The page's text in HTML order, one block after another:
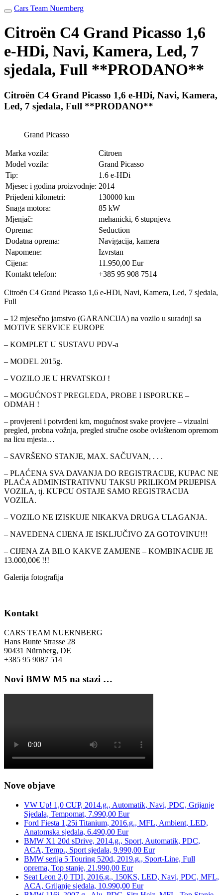
Cars Team Nuernberg
Citroën C4 Grand Picasso 1,6
e-HDi, Navi, Kamera, Led, 7
sjedala, Full **PRODANO**
Citroën C4 Grand Picasso 1,6 e-HDi, Navi, Kamera,
Led, 7 sjedala, Full **PRODANO**
Grand Picasso
Marka vozila:
Citroen
Model vozila:
Grand Picasso
Tip:
1.6 e-HDi
Mjesec i godina proizvodnje: 2014
Prijeđeni kilometri:
130000 km
Snaga motora:
85 kW
Mjenjač:
mehanicki, 6 stupnjeva
Oprema:
Seduction
Dodatna oprema:
Navigacija, kamera
Napomene:
Izvrstan
Cijena:
11.950,00 Eur
Kontakt telefon:
+385 95 908 7514
Citroën C4 Grand Picasso 1,6 e-HDi, Navi, Kamera, Led, 7 sjedala,
Full
– 12 mjesečno jamstvo (GARANCIJA) na vozilo u suradnji sa
MOTIVE SERVICE EUROPE
– KOMPLET U SUSTAVU PDV-a
– MODEL 2015g.
– VOZILO JE U HRVATSKOJ !
– MOGUĆNOST PREGLEDA, PROBE I ISPORUKE –
ODMAH !
– provjereni i potvrđeni km, mogućnost svake provjere – vizualni
pregled, probna vožnja, pregled stručne osobe ovlaštenom opremom
na licu mjesta…
– SAVRŠENO STANJE, MAX. SAČUVAN, . . .
– PLAĆENA SVA DAVANJA DO REGISTRACIJE, KUPAC NE
PLAĆA ADMINISTRATIVNU TAKSU PRILIKOM PRIJEPISA
VOZILA, tj. KUPCU OSTAJE SAMO REGISTRACIJA
VOZILA.
– VOZILO NE IZISKUJE NIKAKVA DRUGA ULAGANJA.
– NAVEDENA CIJENA JE ISKLJUČIVO ZA GOTOVINU!!!
– CIJENA ZA BILO KAKVE ZAMJENE – KOMBINACIJE JE
13.000,00€ !!!
Galerija fotografija
Kontakt
CARS TEAM NUERNBERG
Hans Bunte Strasse 28
90431 Nürnberg, DE
+385 95 9087 514
Novi BMW M5 na stazi …
Nove objave
VW Up! 1,0 CUP, 2014.g., Automatik, Navi, PDC, Grijanje
Sjedala, Tempomat, 7.990,00 Eur
Ford Fiesta 1,25i Titanium, 2016.g., MFL, Ambient, LED,
Anatomska sjedala, 6.490,00 Eur
BMW X1 20d sDrive, 2014.g., Sport, Automatik, PDC,
ACA, Temp., Sport sjedala, 9.990,00 Eur
BMW serija 5 Touring 520d, 2019.g., Sport-Line, Full
oprema, Top stanje, 21.990,00 Eur
Seat Leon 2,0 TDI, 2016.g., 150KS, LED, Navi, PDC, MFL,
ACA, Grijanje sjedala, 10.990,00 Eur